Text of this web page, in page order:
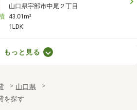
山口県宇部市中尾２丁目
43.01m²
1LDK
字田部
45.11m²
2DK
もっと見る
山口県
を探す